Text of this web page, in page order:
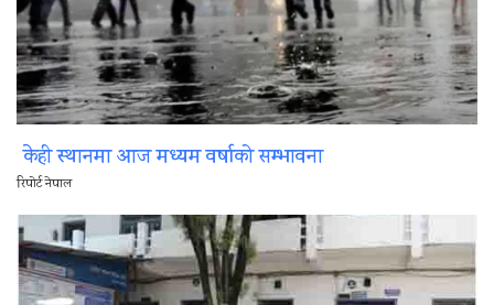
केही स्थानमा आज मध्यम वर्षाको सम्भावना
रिपोर्ट नेपाल